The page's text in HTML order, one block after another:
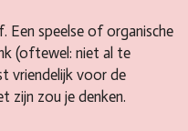
Een speelse of organische
(oftewel: niet al te
vriendelijk voor de
zijn zou je denken.